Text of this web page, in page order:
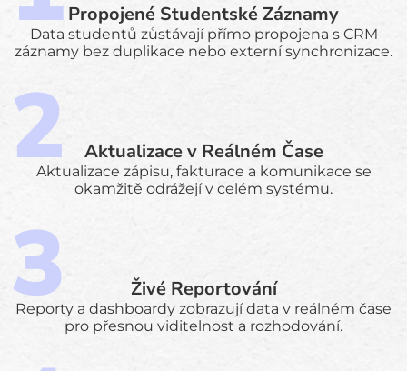
Propojené Studentské Záznamy
Data studentů zůstávají přímo propojena s CRM
záznamy bez duplikace nebo externí synchronizace.
Aktualizace v Reálném Čase
Aktualizace zápisu, fakturace a komunikace se
okamžitě odrážejí v celém systému.
Živé Reportování
Reporty a dashboardy zobrazují data v reálném čase
pro přesnou viditelnost a rozhodování.